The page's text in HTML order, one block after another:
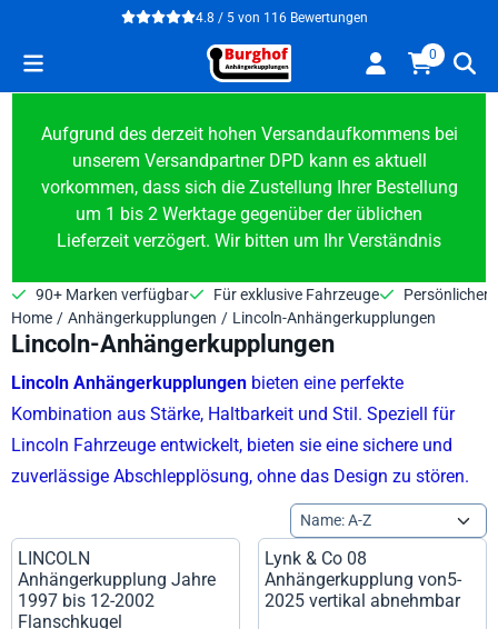
Cookie-Einstellungen verfügbar. Einstellungen wählen oder alle
4.8 / 5 von 116 Bewertungen
0
Aufgrund des derzeit hohen Versandaufkommens bei
unserem Versandpartner DPD kann es aktuell
vorkommen, dass sich die Zustellung Ihrer Bestellung
um 1 bis 2 Werktage gegenüber der üblichen
Lieferzeit verzögert. Wir bitten um Ihr Verständnis
90+ Marken verfügbar Für exklusive Fahrzeuge
Persönlicher
Home / Anhängerkupplungen / Lincoln-Anhängerkupplungen
Lincoln-Anhängerkupplungen
Lincoln Anhängerkupplungen bieten eine perfekte
Kombination aus Stärke, Haltbarkeit und Stil. Speziell für
Lincoln Fahrzeuge entwickelt, bieten sie eine sichere und
zuverlässige Abschlepplösung, ohne das Design zu stören.
Sortiermethode
LINCOLN
Anhängerkupplung Jahre
1997 bis 12-2002
Flanschkugel
Lynk & Co 08
Anhängerkupplung von5-
2025 vertikal abnehmbar